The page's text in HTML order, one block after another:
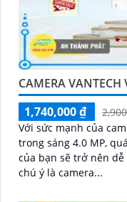
CAMERA VANTECH
1,740,000 ₫
Với sức mạnh của
trong sáng 4.0 MP,
của bạn sẽ trở nên dễ
chú ý là camera...